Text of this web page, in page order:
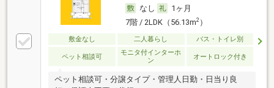
なし
1ヶ月
7階 / 2LDK（56.13m2）
敷金なし 二人暮らし バス・トイレ別
ペット相談可
モニタ付インターホ
ン
オートロック付き
ペット相談可・分譲タイプ・管理人日勤・日当り良